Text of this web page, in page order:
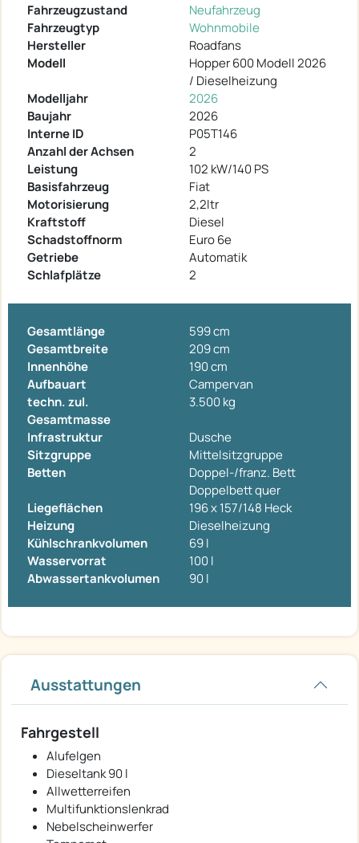
Fahrzeugzustand
Neufahrzeug
Fahrzeugtyp
Wohnmobile
Hersteller
Roadfans
Modell
Hopper 600 Modell 2026
/ Dieselheizung
Modelljahr
2026
Baujahr
2026
Interne ID
P05T146
Anzahl der Achsen
2
Leistung
102 kW/140 PS
Basisfahrzeug
Fiat
Motorisierung
2,2ltr
Kraftstoff
Diesel
Schadstoffnorm
Euro 6e
Getriebe
Automatik
Schlafplätze
2
Gesamtlänge
599 cm
Gesamtbreite
209 cm
Innenhöhe
190 cm
Aufbauart
Campervan
techn. zul.
Gesamtmasse
3.500 kg
Infrastruktur
Dusche
Sitzgruppe
Mittelsitzgruppe
Betten
Doppel-/franz. Bett
Doppelbett quer
Liegeflächen
196 x 157/148 Heck
Heizung
Dieselheizung
Kühlschrankvolumen
69 l
Wasservorrat
100 l
Abwassertankvolumen
90 l
Ausstattungen
Fahrgestell
Alufelgen
Dieseltank 90 l
Allwetterreifen
Multifunktionslenkrad
Nebelscheinwerfer